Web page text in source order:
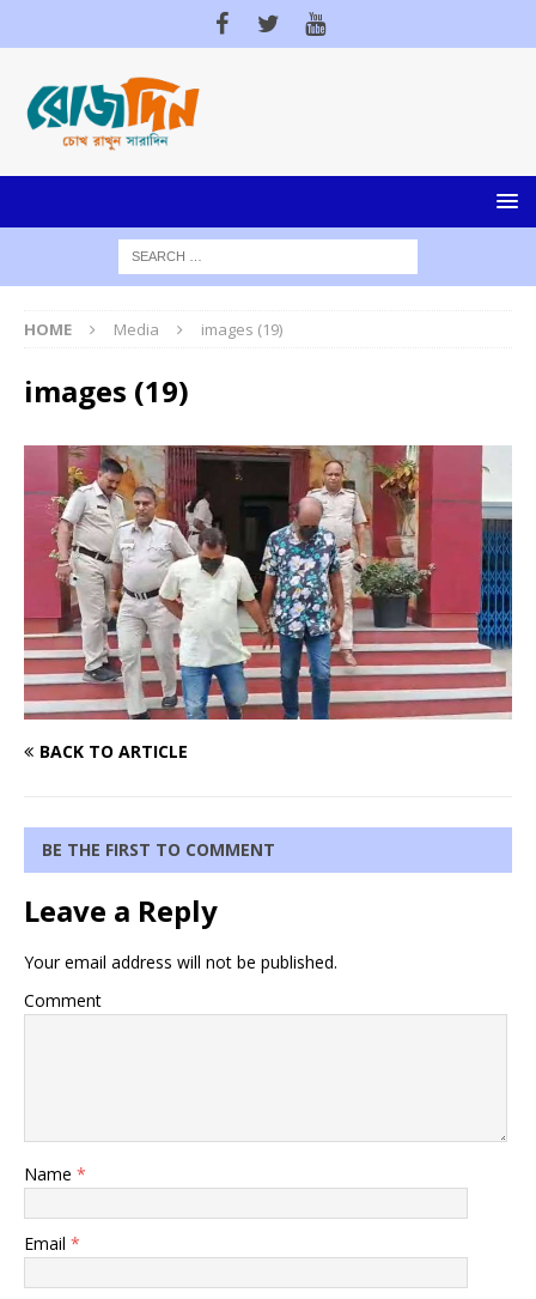
HOME Media images (19)
images (19)
BACK TO ARTICLE
BE THE FIRST TO COMMENT
Leave a Reply
Your email address will not be published.
Comment
Name *
Email *